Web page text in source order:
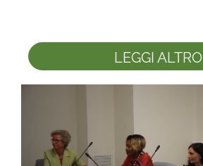
LEGGI ALTRO